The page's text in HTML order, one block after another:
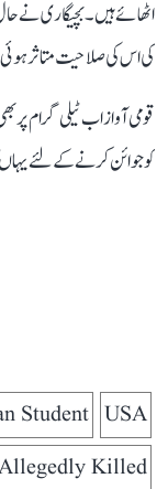
اٹھائے ہیں۔ بچیگاری نے
کی اس کی صلاحیت متاثر
قومی آواز اب ٹیلی گرام
کو جوائن کرنے کے لئے
USA
Student
Killed